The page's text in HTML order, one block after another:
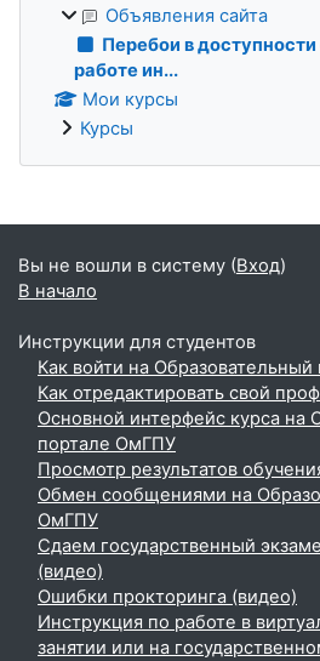
Объявления сайта
Перебои в
работе ин...
Мои курсы
Курсы
Дополнительные блоки
Вы не вошли в систему (Вход)
В начало
Инструкции для студентов
Как войти на
Как отредактировать свой
Основной интерфейс курса на
портале ОмГПУ
Просмотр результатов
Обмен сообщениями на
ОмГПУ
Сдаем государственный
(видео)
Ошибки прокторинга (видео)
Инструкция по работе в
занятии или на